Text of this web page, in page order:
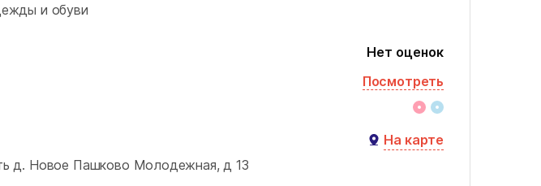
и обуви
Нет оценок
Посмотреть
На карте
д. Новое Пашково Молодежная, д 13